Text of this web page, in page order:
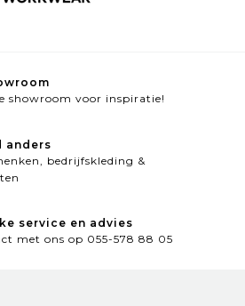
showroom voor inspiratie!
anders
bedrijfskleding &
service en advies
met ons op 055-578 88 05